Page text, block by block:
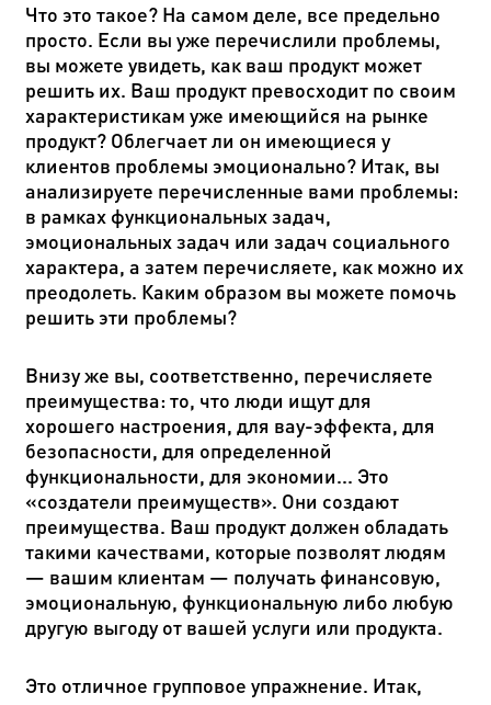
Что это такое? На самом деле, все предельно
просто. Если вы уже перечислили проблемы,
вы можете увидеть, как ваш продукт может
решить их. Ваш продукт превосходит по своим
характеристикам уже имеющийся на рынке
продукт? Облегчает ли он имеющиеся у
клиентов проблемы эмоционально? Итак, вы
анализируете перечисленные вами проблемы:
в рамках функциональных задач,
эмоциональных задач или задач социального
характера, а затем перечисляете, как можно их
преодолеть. Каким образом вы можете помочь
решить эти проблемы?
Внизу же вы, соответственно, перечисляете
преимущества: то, что люди ищут для
хорошего настроения, для вау-эффекта, для
безопасности, для определенной
функциональности, для экономии... Это
«создатели преимуществ». Они создают
преимущества. Ваш продукт должен обладать
такими качествами, которые позволят людям
— вашим клиентам — получать финансовую,
эмоциональную, функциональную либо любую
другую выгоду от вашей услуги или продукта.
Это отличное групповое упражнение. Итак,